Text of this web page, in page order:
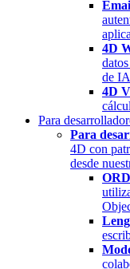
4D
de
4D
Para
Para
4D con
desde